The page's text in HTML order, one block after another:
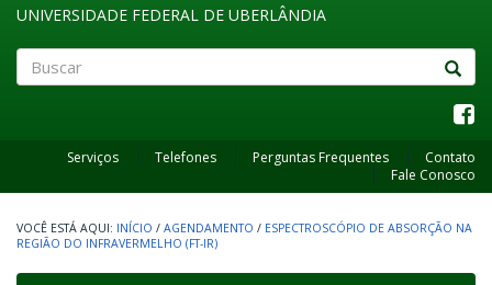
UNIVERSIDADE FEDERAL DE UBERLÂNDIA
Serviços Telefones Perguntas Frequentes
Contato
Fale Conosco
INÍCIO / AGENDAMENTO / ESPECTROSCÓPIO DE ABSORÇÃO NA
REGIÃO DO INFRAVERMELHO (FT-IR)